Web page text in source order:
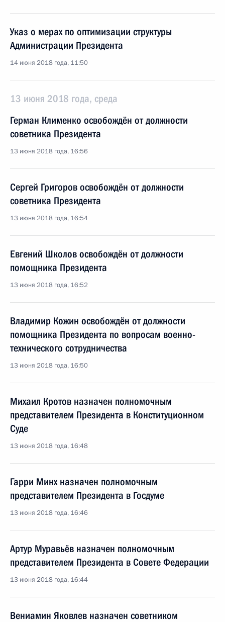
Указ о мерах по оптимизации структуры
Администрации Президента
14 июня 2018 года, 11:50
13 июня 2018 года, среда
Герман Клименко освобождён от должности
советника Президента
13 июня 2018 года, 16:56
Сергей Григоров освобождён от должности
советника Президента
13 июня 2018 года, 16:54
Евгений Школов освобождён от должности
помощника Президента
13 июня 2018 года, 16:52
Владимир Кожин освобождён от должности
помощника Президента по вопросам военно-
технического сотрудничества
13 июня 2018 года, 16:50
Михаил Кротов назначен полномочным
представителем Президента в Конституционном
Суде
13 июня 2018 года, 16:48
Гарри Минх назначен полномочным
представителем Президента в Госдуме
13 июня 2018 года, 16:46
Артур Муравьёв назначен полномочным
представителем Президента в Совете Федерации
13 июня 2018 года, 16:44
Вениамин Яковлев назначен советником